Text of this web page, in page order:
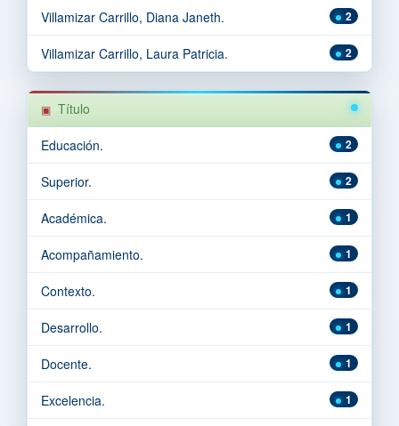
2
Villamizar Carrillo, Diana Janeth.
2
Villamizar Carrillo, Laura Patricia.
Título
2
Educación.
2
Superior.
1
Académica.
1
Acompañamiento.
1
Contexto.
1
Desarrollo.
1
Docente.
1
Excelencia.